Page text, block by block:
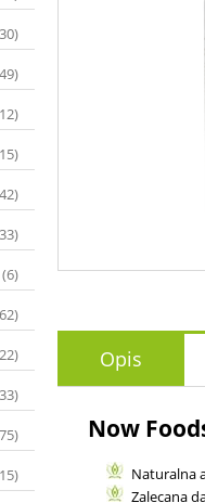
(6)
Opis
Now
Naturalna
Zalecana